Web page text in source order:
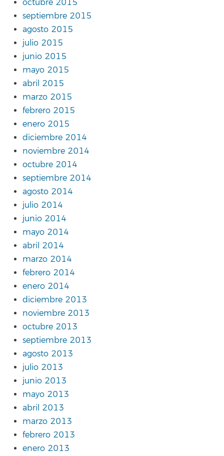
octubre 2015
septiembre 2015
agosto 2015
julio 2015
junio 2015
mayo 2015
abril 2015
marzo 2015
febrero 2015
enero 2015
diciembre 2014
noviembre 2014
octubre 2014
septiembre 2014
agosto 2014
julio 2014
junio 2014
mayo 2014
abril 2014
marzo 2014
febrero 2014
enero 2014
diciembre 2013
noviembre 2013
octubre 2013
septiembre 2013
agosto 2013
julio 2013
junio 2013
mayo 2013
abril 2013
marzo 2013
febrero 2013
enero 2013